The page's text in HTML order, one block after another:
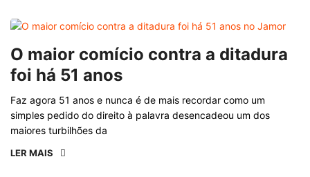
O maior comício contra a ditadura
foi há 51 anos
Faz agora 51 anos e nunca é de mais recordar como um
simples pedido do direito à palavra desencadeou um dos
maiores turbilhões da
LER MAIS